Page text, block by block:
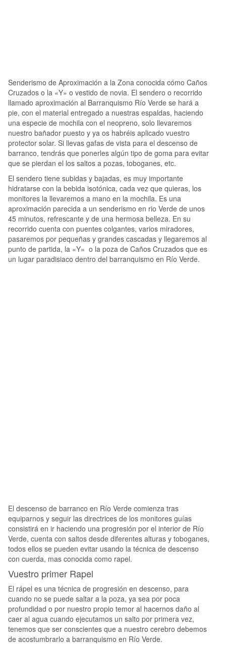
Senderismo de Aproximación a la Zona conocida cómo Caños
Cruzados o la «Y» o vestido de novia. El sendero o recorrido
llamado aproximación al Barranquismo Río Verde se hará a
pie, con el material entregado a nuestras espaldas, haciendo
una especie de mochila con el neopreno, solo llevaremos
nuestro bañador puesto y ya os habréis aplicado vuestro
protector solar. Si llevas gafas de vista para el descenso de
barranco, tendrás que ponerles algún tipo de goma para evitar
que se pierdan el los saltos a pozas, toboganes, etc.
El sendero tiene subidas y bajadas, es muy importante
hidratarse con la bebida isotónica, cada vez que quieras, los
monitores la llevaremos a mano en la mochila. Es una
aproximación parecida a un senderismo en rio Verde de unos
45 minutos, refrescante y de una hermosa belleza. En su
recorrido cuenta con puentes colgantes, varios miradores,
pasaremos por pequeñas y grandes cascadas y llegaremos al
punto de partida, la «Y» o la poza de Caños Cruzados que es
un lugar paradisiaco dentro del barranquismo en Río Verde.
El descenso de barranco en Río Verde comienza tras
equiparnos y seguir las directrices de los monitores guías
consistirá en ir haciendo una progresión por el interior de Río
Verde, cuenta con saltos desde diferentes alturas y toboganes,
todos ellos se pueden evitar usando la técnica de descenso
con cuerda, mas conocida como rapel.
Vuestro primer Rapel
El rápel es una técnica de progresión en descenso, para
cuando no se puede saltar a la poza, ya sea por poca
profundidad o por nuestro propio temor al hacernos daño al
caer al agua cuando ejecutamos un salto por primera vez,
tenemos que ser conscientes que a nuestro cerebro debemos
de acostumbrarlo a barranquismo en Río Verde.